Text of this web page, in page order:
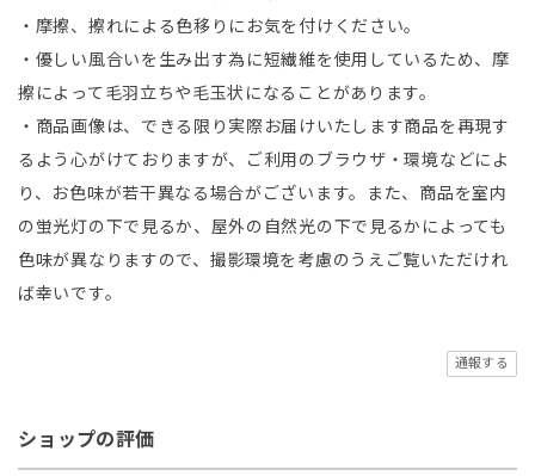
・摩擦、擦れによる色移りにお気を付けください。
・優しい風合いを生み出す為に短繊維を使用しているため、摩
擦によって毛羽立ちや毛玉状になることがあります。
・商品画像は、できる限り実際お届けいたします商品を再現す
るよう心がけておりますが、ご利用のブラウザ・環境などによ
り、お色味が若干異なる場合がございます。また、商品を室内
の蛍光灯の下で見るか、屋外の自然光の下で見るかによっても
色味が異なりますので、撮影環境を考慮のうえご覧いただけれ
ば幸いです。
通報する
ショップの評価